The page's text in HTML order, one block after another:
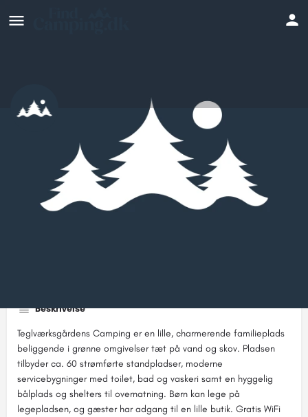
Teglværksgårdens Camping
Hjemmeside
Beskrivelse
Teglværksgårdens Camping er en lille, charmerende familieplads
beliggende i grønne omgivelser tæt på vand og skov. Pladsen
tilbyder ca. 60 strømførte standpladser, moderne
servicebygninger med toilet, bad og vaskeri samt en hyggelig
bålplads og shelters til overnatning. Børn kan lege på
legepladsen, og gæster har adgang til en lille butik. Gratis WiFi